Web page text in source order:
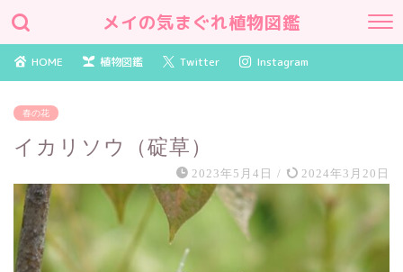
メイの気まぐれ植物図鑑
HOME 植物図鑑 Twitter Instagram
春の花
イカリソウ（碇草）
2023年5月4日 / 2024年3月20日